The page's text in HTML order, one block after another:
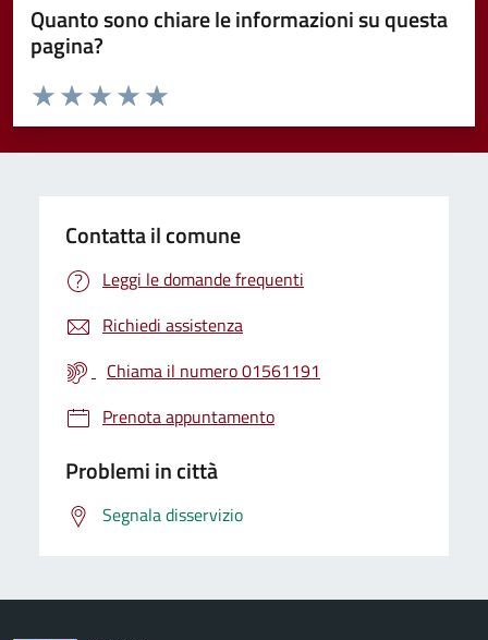
Quanto sono chiare le informazioni su questa
pagina?
Valuta da 1 a 5 stelle la pagina
Valuta 5 stelle su 5
Valuta 4 stelle su 5
Valuta 3 stelle su 5
Valuta 2 stelle su 5
Valuta 1 stelle su 5
Contatta il comune
Leggi le domande frequenti
Richiedi assistenza
Chiama il numero 01561191
Prenota appuntamento
Problemi in città
Segnala disservizio